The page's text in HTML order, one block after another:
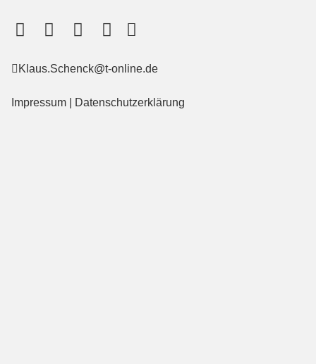
Klaus.Schenck@t-online.de
Impressum Datenschutzerklärung